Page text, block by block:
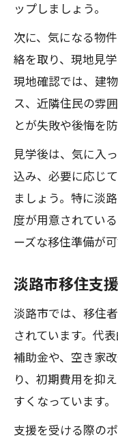
ップしましょう。
次に、気になる物
絡を取り、現地見
現地確認では、建
ス、近隣住民の雰
とが失敗や後悔を
見学後は、気に入
込み、必要に応じ
ましょう。特に淡
度が用意されてい
ーズな移住準備が可
淡路市移住支
淡路市では、移住
されています。代
補助金や、空き家
り、初期費用を抑
すくなっています。
支援を受ける際の